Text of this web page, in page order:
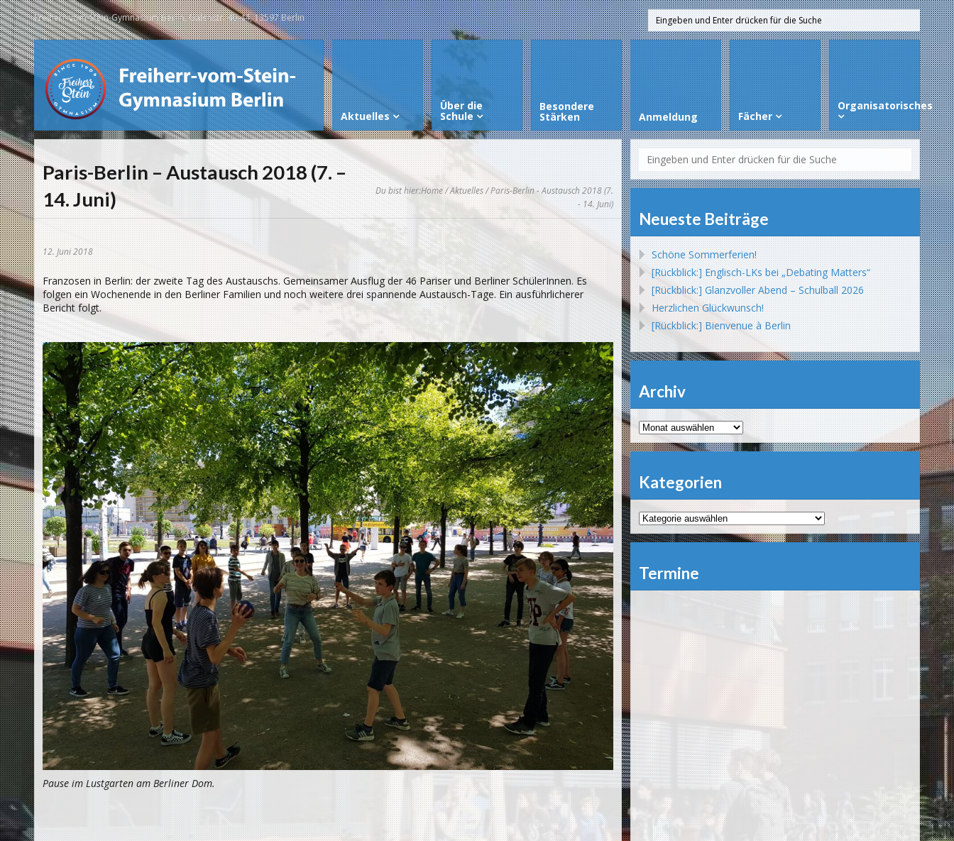
Freiherr-vom-Stein-Gymnasium Berlin, Galenstr. 40-44, 13597 Berlin
Aktuelles
Über die
Schule
Besondere
Stärken Anmeldung Fächer
Organisatorisches
Paris-Berlin – Austausch 2018 (7. –
14. Juni)
Du bist hier:Home/Aktuelles/ Paris-Berlin - Austausch 2018 (7.
- 14. Juni)
12. Juni 2018
Franzosen in Berlin: der zweite Tag des Austauschs. Gemeinsamer Ausflug der 46 Pariser und Berliner SchülerInnen. Es
folgen ein Wochenende in den Berliner Familien und noch weitere drei spannende Austausch-Tage. Ein ausführlicherer
Bericht folgt.
Pause im Lustgarten am Berliner Dom.
Neueste Beiträge
Schöne Sommerferien!
[Rückblick:] Englisch-LKs bei „Debating Matters“
[Rückblick:] Glanzvoller Abend – Schulball 2026
Herzlichen Glückwunsch!
[Rückblick:] Bienvenue à Berlin
Archiv
Archiv
Kategorien
Kategorien
Termine